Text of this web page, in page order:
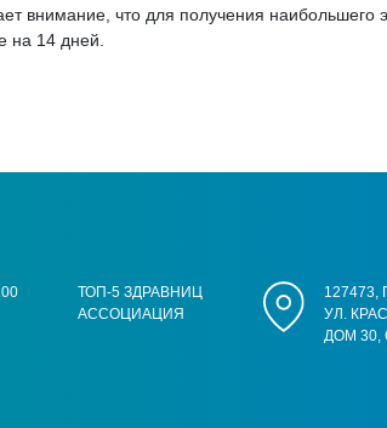
внимание, что для получения наибольшего
на 14 дней.
ТОП-5 ЗДРАВНИЦ
АССОЦИАЦИЯ
127473,
УЛ.
ДОМ 30,